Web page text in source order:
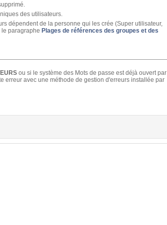
des utilisateurs.
dépendent de la personne qui les crée (Super utilisateur,
paragraphe Plages de références des groupes et des
ou si le système des Mots de passe est déjà ouvert par
erreur avec une méthode de gestion d'erreurs installée par